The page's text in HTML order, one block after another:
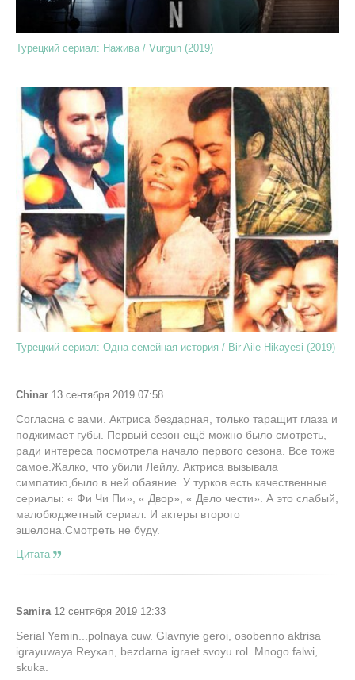
Турецкий сериал: Нажива / Vurgun (2019)
Турецкий сериал: Одна семейная история / Bir Aile Hikayesi (2019)
Chinar 13 сентября 2019 07:58
Согласна с вами. Актриса бездарная, только таращит глаза и
поджимает губы. Первый сезон ещё можно было смотреть,
ради интереса посмотрела начало первого сезона. Все тоже
самое.Жалко, что убили Лейлу. Актриса вызывала
симпатию,было в ней обаяние. У турков есть качественные
сериалы: « Фи Чи Пи», « Двор», « Дело чести». А это слабый,
малобюджетный сериал. И актеры второго
эшелона.Смотреть не буду.
Цитата
Samira12 сентября 2019 12:33
Serial Yemin...polnaya cuw. Glavnyie geroi, osobenno aktrisa
igrayuwaya Reyxan, bezdarna igraet svoyu rol. Mnogo falwi,
skuka.